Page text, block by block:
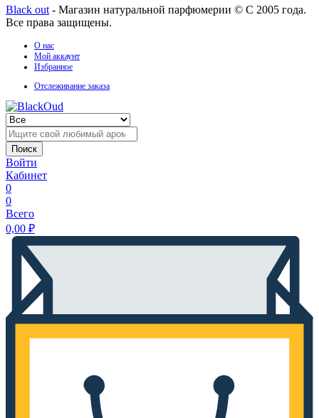
Black out - Магазин натуральной парфюмерии © С 2005 года.
Все права защищены.
О нас
Мой аккаунт
Избранное
Отслеживание заказа
Поиск
Войти
Кабинет
0
0
Всего
0,00 ₽